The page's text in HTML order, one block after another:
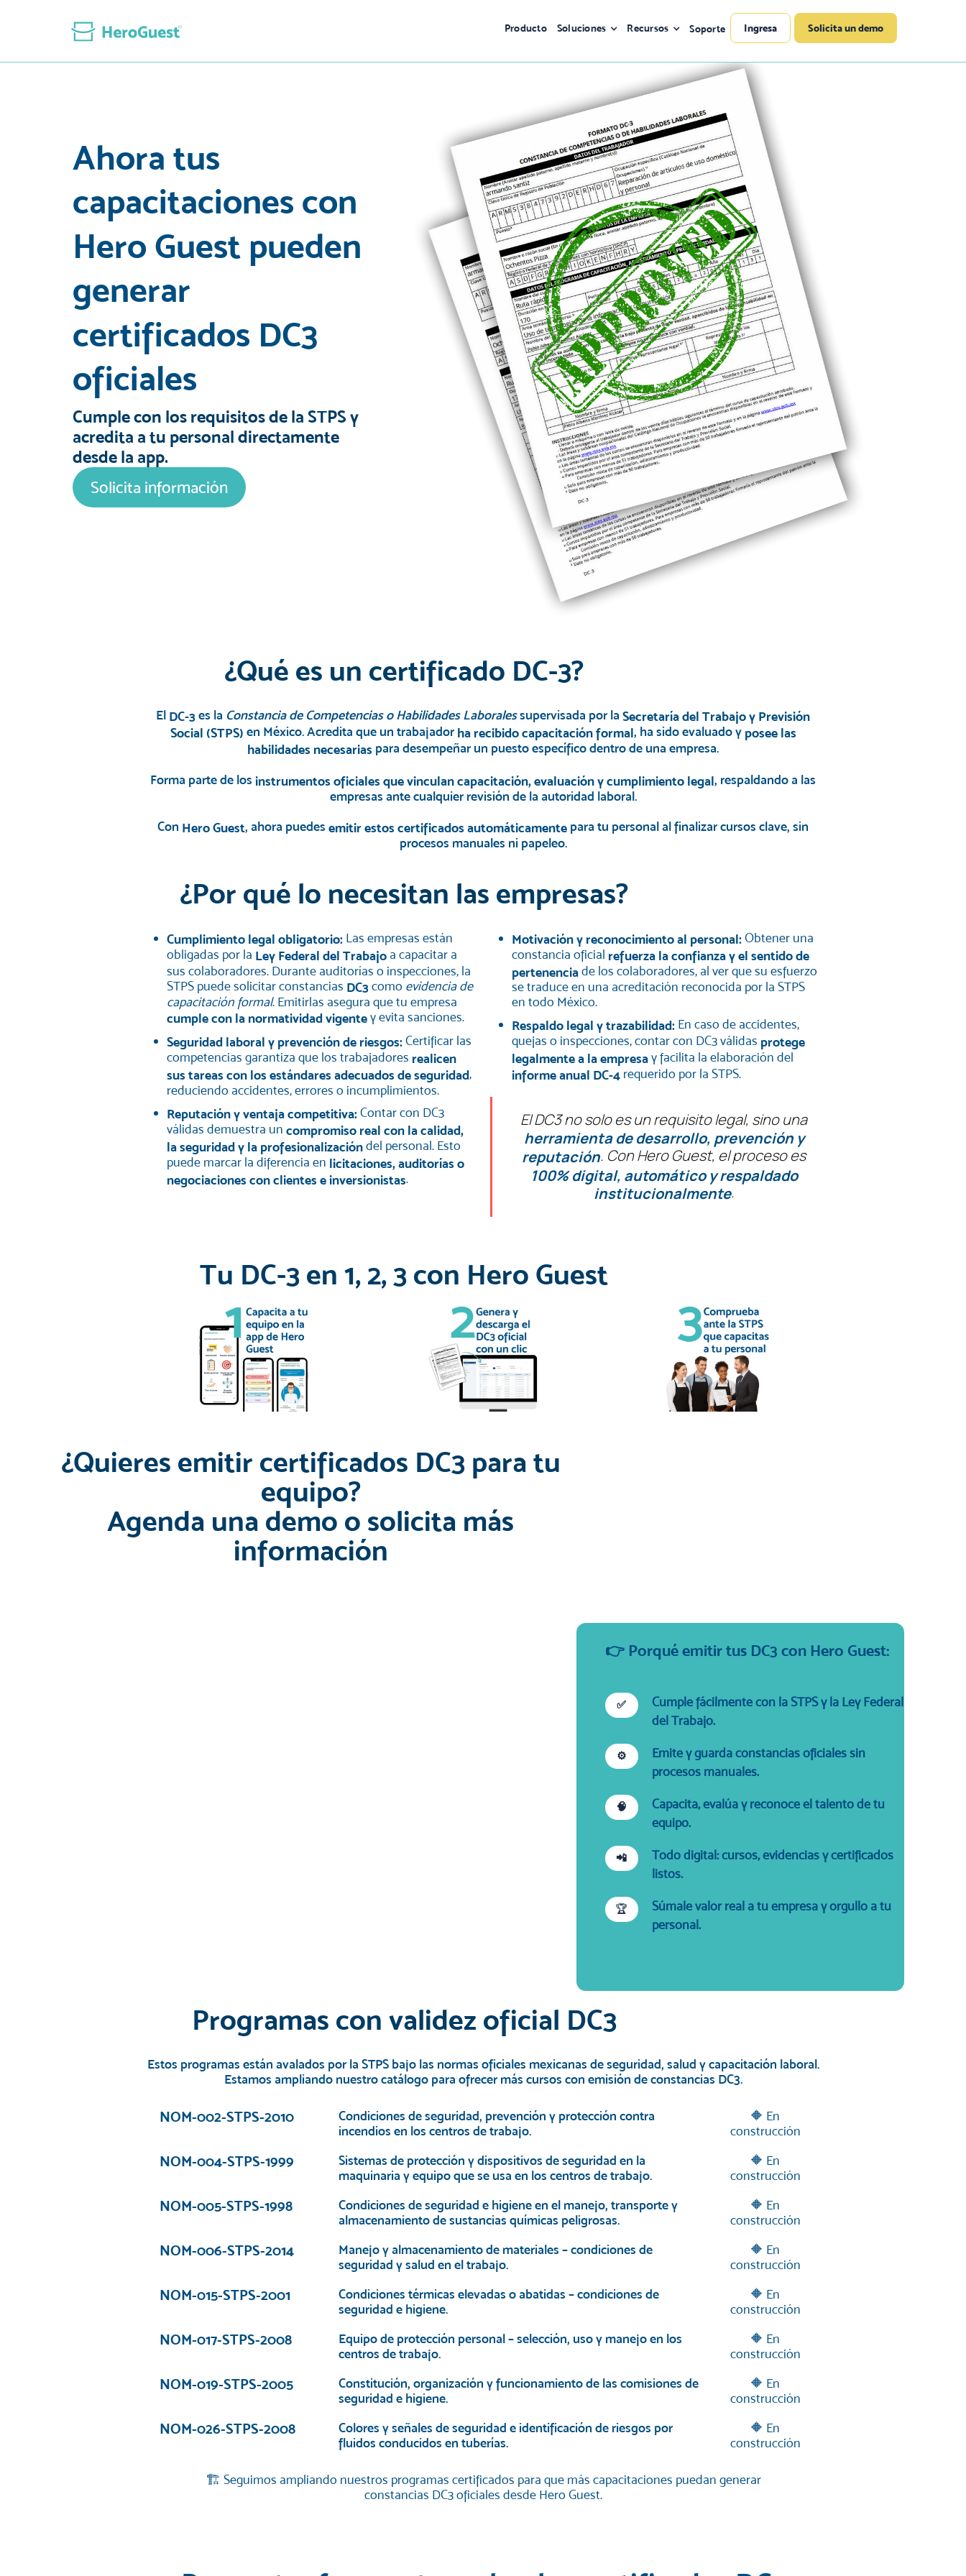
Producto Soluciones Recursos Soporte Ingresa Solicita un demo
Ahora tus
capacitaciones con
Hero Guest pueden
generar
certificados DC3
oficiales
Cumple con los requisitos de la STPS y
acredita a tu personal directamente
desde la app.
Solicita información
¿Qué es un certificado DC-3?
El DC-3es la Constancia de Competencias o Habilidades Laboralessupervisada por la Secretaría del Trabajo y Previsión
Social (STPS) en México. Acredita que un trabajador ha recibido capacitación formal, ha sido evaluado y posee las
habilidades necesarias para desempeñar un puesto específico dentro de una empresa.
Forma parte de los instrumentos oficiales que vinculan capacitación, evaluación y cumplimiento legal, respaldando a las
empresas ante cualquier revisión de la autoridad laboral.
Con Hero Guest, ahora puedes emitir estos certificados automáticamente para tu personal al finalizar cursos clave, sin
procesos manuales ni papeleo.
¿Por qué lo necesitan las empresas?
Cumplimiento legal obligatorio: Las empresas están
obligadas por la Ley Federal del Trabajo a capacitar a
sus colaboradores. Durante auditorías o inspecciones, la
STPS puede solicitar constancias DC3como evidencia de
capacitación formal. Emitirlas asegura que tu empresa
cumple con la normatividad vigentey evita sanciones.
Seguridad laboral y prevención de riesgos:Certificar las
competencias garantiza que los trabajadores realicen
sus tareas con los estándares adecuados de seguridad,
reduciendo accidentes, errores o incumplimientos.
Reputación y ventaja competitiva:Contar con DC3
válidas demuestra un compromiso real con la calidad,
la seguridad y la profesionalizacióndel personal. Esto
puede marcar la diferencia en licitaciones, auditorías o
negociaciones con clientes e inversionistas.
Motivación y reconocimiento al personal:Obtener una
constancia oficial refuerza la confianza y el sentido de
pertenenciade los colaboradores, al ver que su esfuerzo
se traduce en una acreditación reconocida por la STPS
en todo México.
Respaldo legal y trazabilidad: En caso de accidentes,
quejas o inspecciones, contar con DC3 válidas protege
legalmente a la empresay facilita la elaboración del
informe anual DC-4 requerido por la STPS.
El DC3 no solo es un requisito legal, sino una
herramienta de desarrollo, prevención y
reputación. Con Hero Guest, el proceso es
100% digital, automático y respaldado
institucionalmente.
Tu DC-3 en 1, 2, 3 con Hero Guest
¿Quieres emitir certificados DC3 para tu
equipo?
Agenda una demo o solicita más
información
👉 Porqué emitir tus DC3 con Hero Guest:
✅
Cumple fácilmente con la STPS y la Ley Federal
del Trabajo.
⚙️
Emite y guarda constancias oficiales sin
procesos manuales.
🧠
Capacita, evalúa y reconoce el talento de tu
equipo.
📲
Todo digital: cursos, evidencias y certificados
listos.
‍🏆
Súmale valor real a tu empresa y orgullo a tu
personal.
Programas con validez oficial DC3
Estos programas están avalados por la STPS bajo las normas oficiales mexicanas de seguridad, salud y capacitación laboral.
Estamos ampliando nuestro catálogo para ofrecer más cursos con emisión de constancias DC3.
NOM-002-STPS-2010
Condiciones de seguridad, prevención y protección contra
incendios en los centros de trabajo.
🔶 En
construcción
NOM-004-STPS-1999
Sistemas de protección y dispositivos de seguridad en la
maquinaria y equipo que se usa en los centros de trabajo.
🔶 En
construcción
NOM-005-STPS-1998
Condiciones de seguridad e higiene en el manejo, transporte y
almacenamiento de sustancias químicas peligrosas.
🔶 En
construcción
NOM-006-STPS-2014
Manejo y almacenamiento de materiales – condiciones de
seguridad y salud en el trabajo.
🔶 En
construcción
NOM-015-STPS-2001
Condiciones térmicas elevadas o abatidas – condiciones de
seguridad e higiene.
🔶 En
construcción
NOM-017-STPS-2008
Equipo de protección personal – selección, uso y manejo en los
centros de trabajo.
🔶 En
construcción
NOM-019-STPS-2005
Constitución, organización y funcionamiento de las comisiones de
seguridad e higiene.
🔶 En
construcción
NOM-026-STPS-2008
Colores y señales de seguridad e identificación de riesgos por
fluidos conducidos en tuberías.
🔶 En
construcción
🏗️ Seguimos ampliando nuestros programas certificados para que más capacitaciones puedan generar
constancias DC3 oficiales desde Hero Guest.